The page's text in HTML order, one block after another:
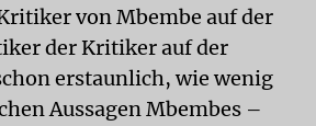
von Mbembe auf der
der Kritiker auf der
erstaunlich, wie wenig
Aussagen Mbembes –